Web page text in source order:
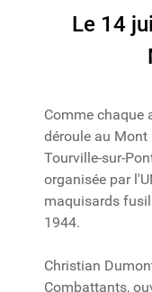
Le 14
Comme chaque
déroule au Mont
Tourville-sur-
organisée par
maquisards
1944.
Christian
Combattants,